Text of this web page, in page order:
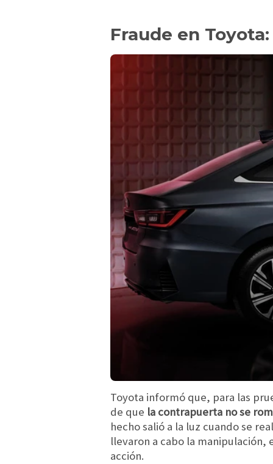
Fraude en
Toyota informó que, para las
de que la contrapuerta no se
hecho salió a la luz cuando se
llevaron a cabo la
acción.